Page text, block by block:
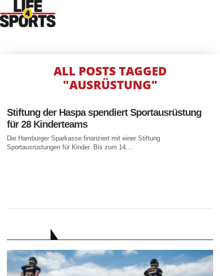
ALL POSTS TAGGED
"AUSRÜSTUNG"
Stiftung der Haspa spendiert Sportausrüstung
für 28 Kinderteams
Die Hamburger Sparkasse finanziert mit einer Stiftung
Sportausrüstungen für Kinder. Bis zum 14....